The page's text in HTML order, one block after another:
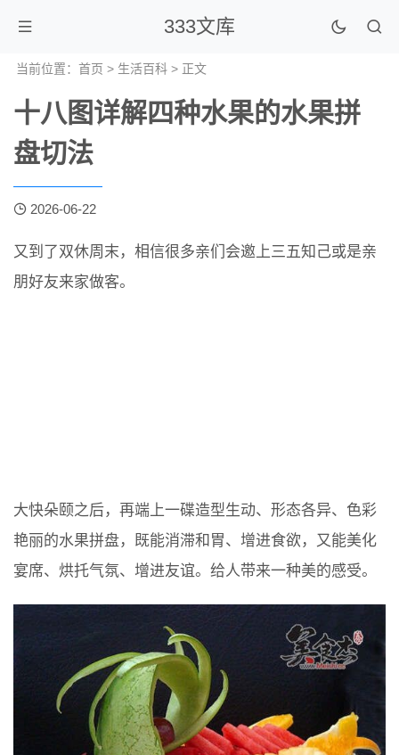
333文库
当前位置： 首页 > 生活百科 > 正文
十八图详解四种水果的水果拼
盘切法
2026-06-22
又到了双休周末，相信很多亲们会邀上三五知己或是亲
朋好友来家做客。
大快朵颐之后，再端上一碟造型生动、形态各异、色彩
艳丽的水果拼盘，既能消滞和胃、增进食欲，又能美化
宴席、烘托气氛、增进友谊。给人带来一种美的感受。